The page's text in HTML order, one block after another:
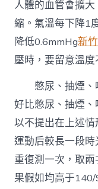
人體的血管會擴
縮。氣溫每下降1
降低0.6mmHg新
壓時，要留意溫度
憋尿、抽煙、
好比憋尿、抽煙
以不提出在上述
運動后較長一段
重復測一次，取
果假如均高于